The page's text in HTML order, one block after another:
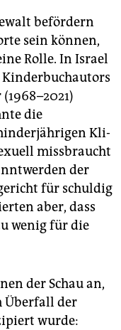
befördern
sein können,
Rolle. In Israel
die
Kli­
missbraucht
der
für schuldig
aber, dass
wenig für die
der Schau an,
Überfall der
wurde: